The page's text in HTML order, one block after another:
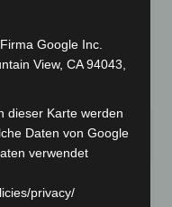
24
Google Inc.
View, CA 94043,
dieser Karte werden
Daten von Google
verwendet
privacy/